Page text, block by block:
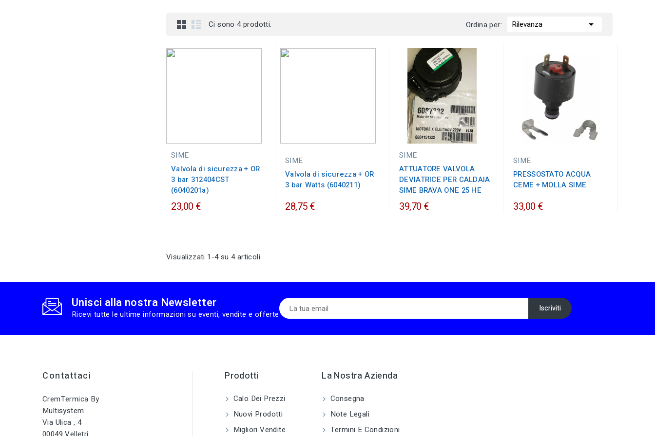
Ci sono 4 prodotti. Ordina per: Rilevanza 
SIME
Valvola di sicurezza + OR
3 bar 312404CST
(6040201a)
23,00 €
SIME
Valvola di sicurezza + OR
3 bar Watts (6040211)
28,75 €
SIME
ATTUATORE VALVOLA
DEVIATRICE PER CALDAIA
SIME BRAVA ONE 25 HE
39,70 €
SIME
PRESSOSTATO ACQUA
CEME + MOLLA SIME
33,00 €
Visualizzati 1-4 su 4 articoli
Unisci alla nostra Newsletter
Ricevi tutte le ultime informazioni su eventi, vendite e offerte
Contattaci
CremTermica By
Multisystem
Via Ulica , 4
Prodotti
Calo Dei Prezzi
Nuovi Prodotti
Migliori Vendite
La Nostra Azienda
Consegna
Note Legali
Termini E Condizioni